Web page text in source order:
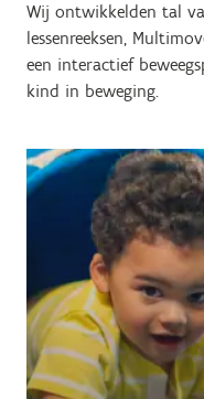
Wij ontwikkelden tal
lessenreeksen,
een interactief
kind in beweging.